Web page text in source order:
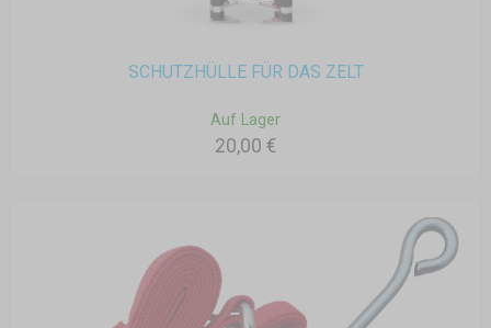
SCHUTZHÜLLE FÜR DAS ZELT
Auf Lager
20,00 €